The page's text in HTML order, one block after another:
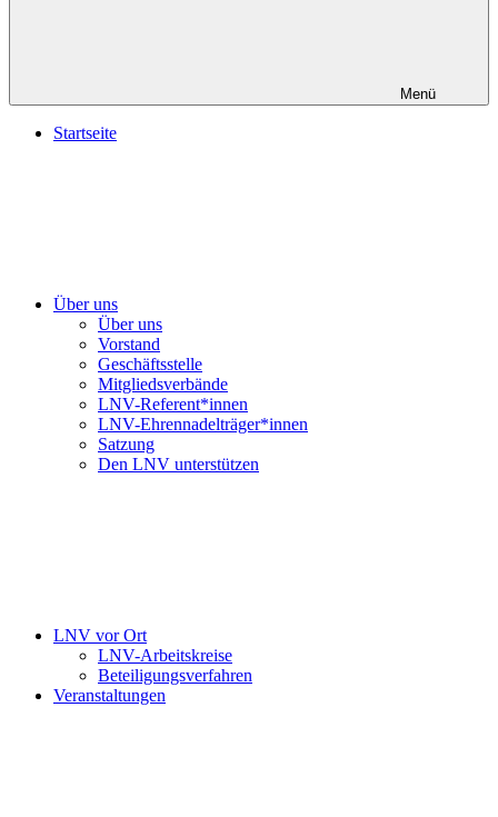
Menü
Startseite
Über uns
Über uns
Vorstand
Geschäftsstelle
Mitgliedsverbände
LNV-Referent*innen
LNV-Ehrennadelträger*innen
Satzung
Den LNV unterstützen
LNV vor Ort
LNV-Arbeitskreise
Beteiligungsverfahren
Veranstaltungen